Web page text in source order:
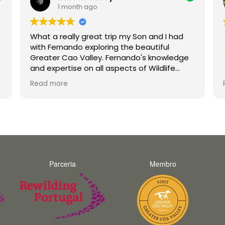
1 month ago
What a really great trip my Son and I had
with Fernando exploring the beautiful
Greater Cao Valley. Fernando's knowledge
and expertise on all aspects of Wildlife
were second to none. His enthusiasm is
infectious and he made the trip a joy for
Read more
Parceria Membro